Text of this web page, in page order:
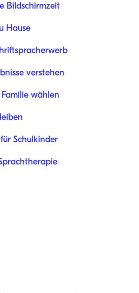
Bildschirmzeit
Hause
verstehen
wählen
Schulkinder